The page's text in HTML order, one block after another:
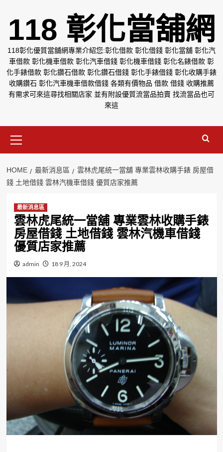
118 彰化當舖網
118彰化優質當舖網專業介紹您:彰化借款 彰化借錢 彰化當舖 彰化汽
車借款 彰化機車借款 彰化汽車借錢 彰化機車借錢 彰化名錶借款 彰
化手錶借款 彰化鑽石借款 彰化鑽石借錢 彰化手錶借錢 彰化收購手錶
收購鑽石 彰化汽車機車借款借錢 各類有價物品 借款 借錢 收購推薦
有需求可來這尋找相關店家 並有附設優質流當品拍賣 找流當品也可
來這
Menu
HOME 最新消息區
雲林虎尾統一當舖 專業雲林收購手錶 房屋借
錢 土地借錢 雲林汽機車借錢 優質店家推薦
最新消息區
雲林虎尾統一當舖 專業雲林收購手錶
房屋借錢 土地借錢 雲林汽機車借錢
優質店家推薦
admin 18 9 月, 2024